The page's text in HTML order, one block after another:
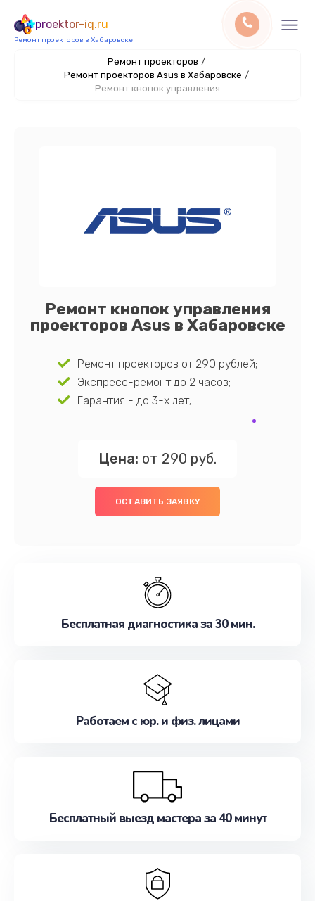
proektor-iq.ru
Ремонт проекторов в Хабаровске
Ремонт проекторов /
Ремонт проекторов Asus в Хабаровске /
Ремонт кнопок управления
Ремонт кнопок управления
проекторов Asus в Хабаровске
Ремонт проекторов от 290 рублей;
Экспресс-ремонт до 2 часов;
Гарантия - до 3-х лет;
Цена: от 290 руб.
ОСТАВИТЬ ЗАЯВКУ
Бесплатная диагностика за 30 мин.
Работаем с юр. и физ. лицами
Бесплатный выезд мастера за 40 минут